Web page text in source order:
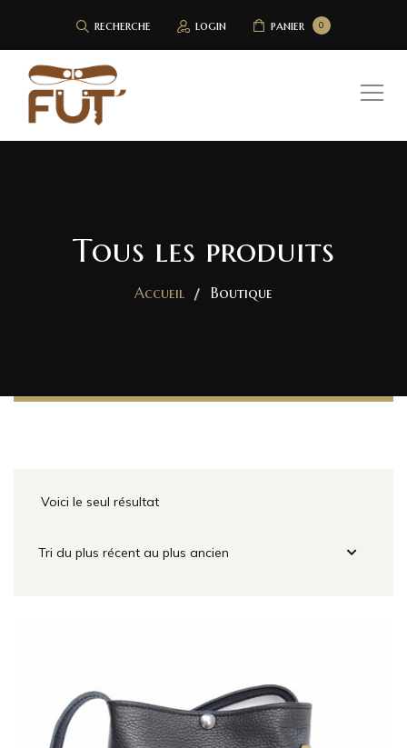
recherche login 0
panier
Tous les produits
Accueil Boutique
Voici le seul résultat